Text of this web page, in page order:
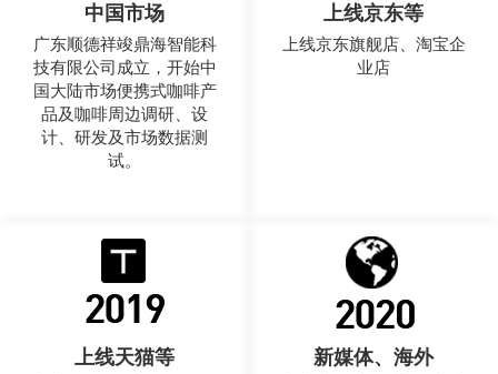
中国市场
广东顺德祥竣鼎海智能科
技有限公司成立，开始中
国大陆市场便携式咖啡产
品及咖啡周边调研、设
计、研发及市场数据测
试。
上线京东等
上线京东旗舰店、淘宝企
业店
上线天猫等 新媒体、海外